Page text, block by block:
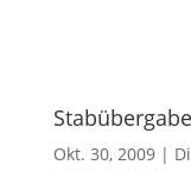
Okt. 30, 2009|